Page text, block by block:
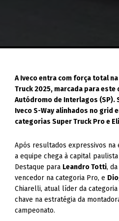
A Iveco entra com força total
Truck 2025, marcada para este
Autódromo de Interlagos (SP).
Iveco S-Way alinhados no grid
categorias Super Truck Pro e
Após resultados expressivos na
a equipe chega à capital
Destaque para Leandro Totti,
vencedor na categoria Pro, e
Chiarelli, atual líder da
chave na estratégia da
campeonato.